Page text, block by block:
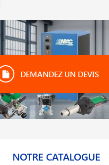
DEMANDEZ UN DEVIS
NOTRE CATALOGUE